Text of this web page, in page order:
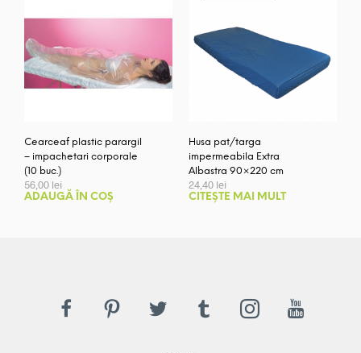
Cearceaf plastic parargil
– impachetari corporale
(10 buc.)
56,00 lei
ADAUGĂ ÎN COȘ
Husa pat/targa
impermeabila Extra
Albastra 90×220 cm
24,40 lei
CITEȘTE MAI MULT